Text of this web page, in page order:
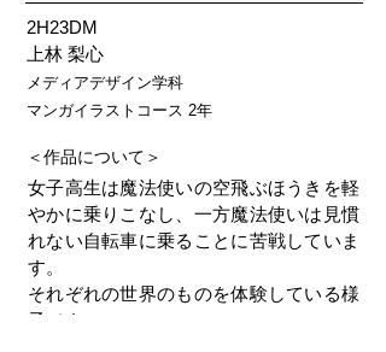
2H23DM
上林 梨心
メディアデザイン学科
マンガイラストコース 2年
＜作品について＞
女子高生は魔法使いの空飛ぶほうきを軽
やかに乗りこなし、一方魔法使いは見慣
れない自転車に乗ることに苦戦していま
す。
それぞれの世界のものを体験している様
子です。